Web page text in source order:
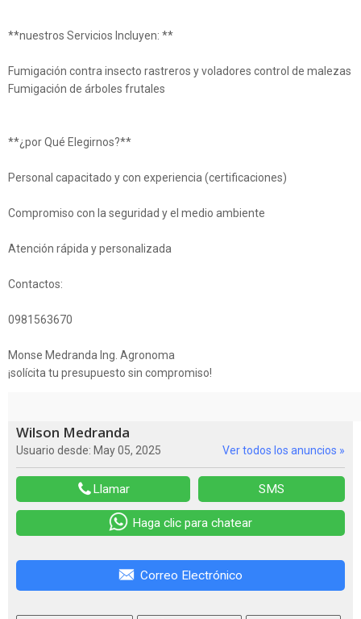
**nuestros Servicios Incluyen: **
Fumigación contra insecto rastreros y voladores control de malezas
Fumigación de árboles frutales
**¿por Qué Elegirnos?**
Personal capacitado y con experiencia (certificaciones)
Compromiso con la seguridad y el medio ambiente
Atención rápida y personalizada
Contactos:
0981563670
Monse Medranda Ing. Agronoma
¡solícita tu presupuesto sin compromiso!
Wilson Medranda
Usuario desde: May 05, 2025 Ver todos los anuncios »
Llamar SMS
Haga clic para chatear
Correo Electrónico